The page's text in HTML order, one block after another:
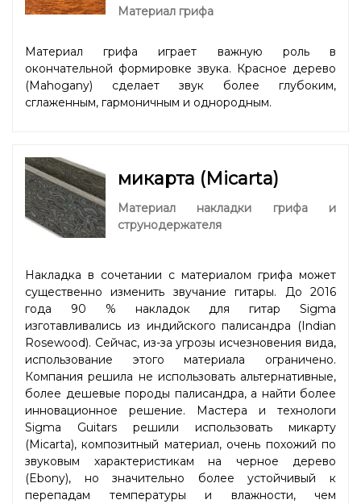
Материал грифа
Материал грифа играет важную роль в
окончательной формировке звука. Красное дерево
(Mahogany) сделает звук более глубоким,
сглаженным, гармоничным и однородным.
микарта (Micarta)
Материал накладки грифа и
струнодержателя
Накладка в сочетании с материалом грифа может
существенно изменить звучание гитары. До 2016
года 90 % накладок для гитар Sigma
изготавливались из индийского палисандра (Indian
Rosewood). Сейчас, из-за угрозы исчезновения вида,
использование этого материала ограничено.
Компания решила не использовать альтернативные,
более дешевые породы палисандра, а найти более
инновационное решение. Мастера и технологи
Sigma Guitars решили использовать микарту
(Micarta), композитный материал, очень похожий по
звуковым характеристикам на черное дерево
(Ebony), но значительно более устойчивый к
перепадам температуры и влажности, чем